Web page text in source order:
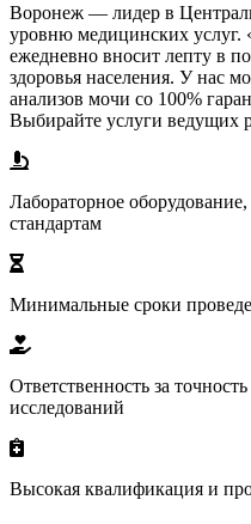
Воронеж — лидер в
уровню медицинских услуг.
ежедневно вносит лепту в
здоровья населения. У нас
анализов мочи со 100%
Выбирайте услуги ведущих
Лабораторное
стандартам
Минимальные сроки
Ответственность за
исследований
Высокая квалификация и